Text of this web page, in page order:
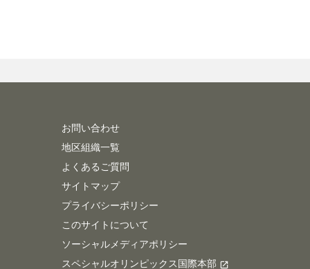
お問い合わせ
地区組織一覧
よくあるご質問
サイトマップ
プライバシーポリシー
このサイトについて
ソーシャルメディアポリシー
スペシャルオリンピックス国際本部